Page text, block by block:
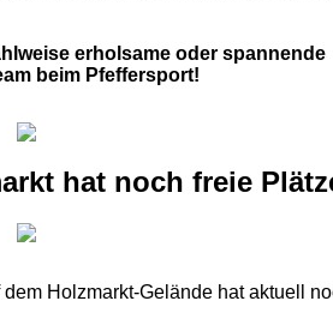
erholsame oder spannende
beim Pfeffersport!
hat noch freie
Holzmarkt-Gelände hat aktuell